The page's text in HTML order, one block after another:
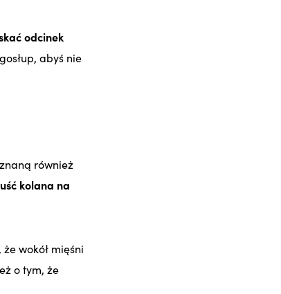
odcinek
abyś nie
również
kolana na
wokół mięśni
o tym, że